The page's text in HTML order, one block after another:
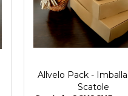
Allvelo Pack -
Scatole